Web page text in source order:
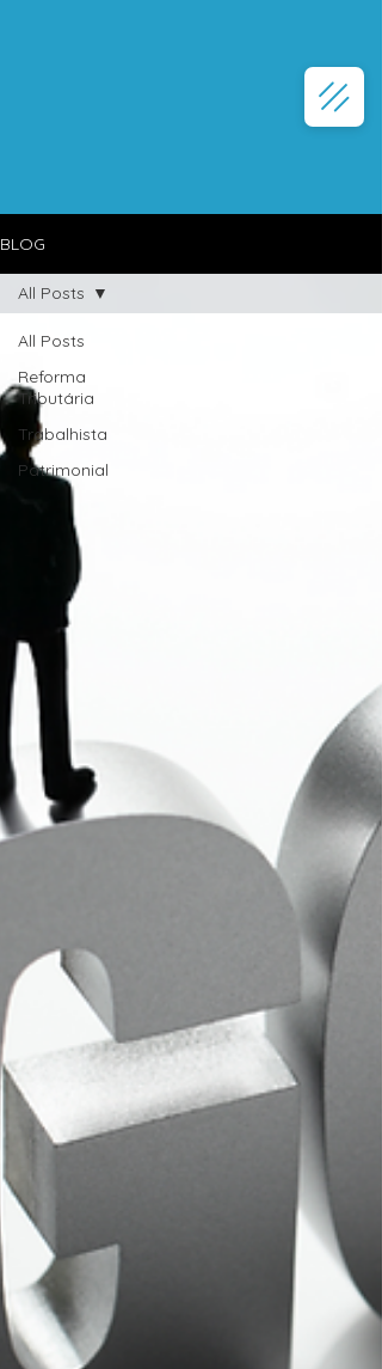
BLOG
All Posts
Reforma
Tributária
Trabalhista
Patrimonial
All Posts